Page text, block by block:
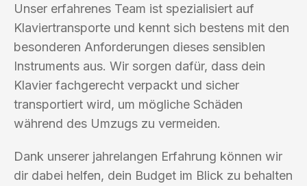
Unser erfahrenes Team ist spezialisiert auf
Klaviertransporte und kennt sich bestens mit den
besonderen Anforderungen dieses sensiblen
Instruments aus. Wir sorgen dafür, dass dein
Klavier fachgerecht verpackt und sicher
transportiert wird, um mögliche Schäden
während des Umzugs zu vermeiden.
Dank unserer jahrelangen Erfahrung können wir
dir dabei helfen, dein Budget im Blick zu behalten